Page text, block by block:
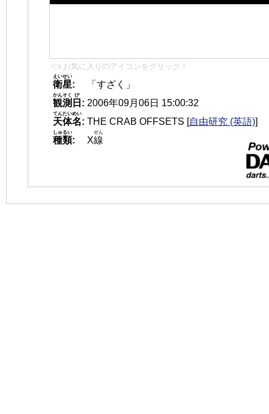
👈 お気に入りのアイコンをクリック！
衛星
えいせい
:
「すざく」
観測
かんそく
日
び
: 2006年09月06日 15:00:32
天体名
てんたいめい
: THE CRAB OFFSETS [自由研究 (英語)]
種類
しゅるい
: X線
せん